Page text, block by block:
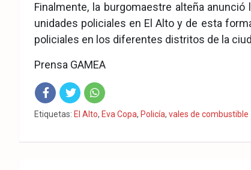
Finalmente, la burgomaestre alteña
unidades policiales en El Alto y de esta
policiales en los diferentes distritos de la
Prensa GAMEA
Fac Twit Wha
Etiquetas: El Alto, Eva Copa, Policía, vales de combustible